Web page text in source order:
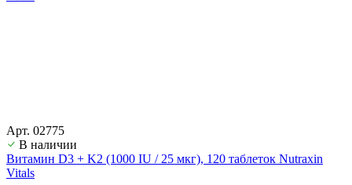
Арт. 02775
В наличии
Витамин D3 + K2 (1000 IU / 25 мкг), 120 таблеток Nutraxin
Vitals